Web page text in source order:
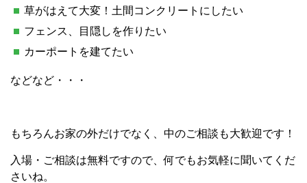
草がはえて大変！土間コンクリートにしたい
フェンス、目隠しを作りたい
カーポートを建てたい
などなど・・・
もちろんお家の外だけでなく、中のご相談も大歓迎です！
入場・ご相談は無料ですので、何でもお気軽に聞いてくだ
さいね。